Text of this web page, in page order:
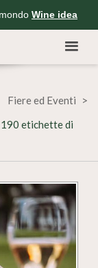
Wine idea
Fiere ed Eventi
etichette di